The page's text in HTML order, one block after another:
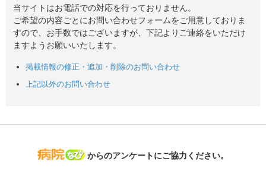
当サイトはお電話での対応を行っておりません。
ご希望の内容ごとにお問い合わせフォームをご用意しておりま
すので、お手数ではございますが、下記よりご連絡をいただけ
ますようお願いいたします。
掲載情報の修正・追加・削除のお問い合わせ
上記以外のお問い合わせ
病院なび
からのアンケートにご協力ください。